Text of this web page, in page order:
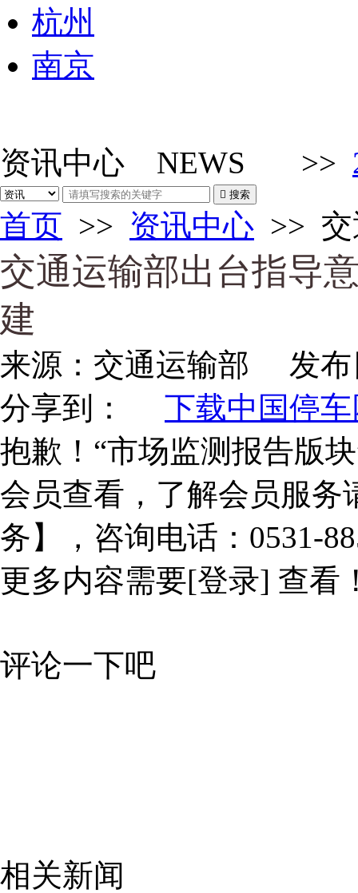
杭州
南京
资讯中心 NEWS >>
 搜索
首页 >> 资讯中心 >>
交通运输部出台指导
建
来源： 交通运输部 发布
分享到：
下载中国停车
抱歉！“市场监测报告版
会员查看，了解会员服务
务】，咨询电话：0531-
更多内容需要[登录] 查看
评论一下吧
相关新闻